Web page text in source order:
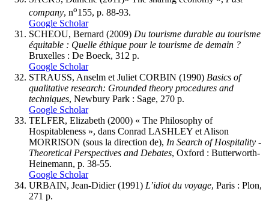
company, no155, p. 88-93.
Google Scholar
SCHEOU, Bernard (2009) Du tourisme durable au tourisme
équitable : Quelle éthique pour le tourisme de demain ?
Bruxelles : De Boeck, 312 p.
Google Scholar
STRAUSS, Anselm et Juliet CORBIN (1990) Basics of
qualitative research: Grounded theory procedures and
techniques, Newbury Park : Sage, 270 p.
Google Scholar
TELFER, Elizabeth (2000) « The Philosophy of
Hospitableness », dans Conrad LASHLEY et Alison
MORRISON (sous la direction de), In Search of Hospitality -
Theoretical Perspectives and Debates, Oxford : Butterworth-
Heinemann, p. 38-55.
Google Scholar
URBAIN, Jean-Didier (1991) L’idiot du voyage, Paris : Plon,
271 p.